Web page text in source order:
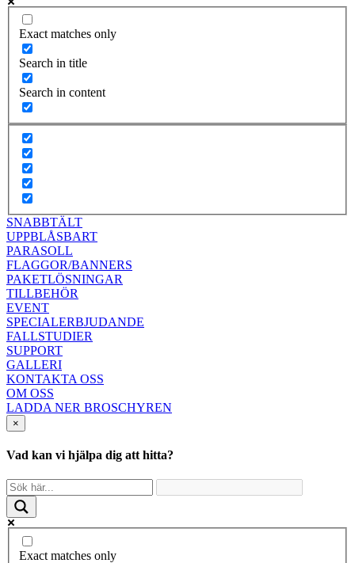
Exact matches only
Search in title
Search in content
SNABBTÄLT
UPPBLÅSBART
PARASOLL
FLAGGOR/BANNERS
PAKETLÖSNINGAR
TILLBEHÖR
EVENT
SPECIALERBJUDANDE
FALLSTUDIER
SUPPORT
GALLERI
KONTAKTA OSS
OM OSS
LADDA NER BROSCHYREN
×
Vad kan vi hjälpa dig att hitta?
Exact matches only